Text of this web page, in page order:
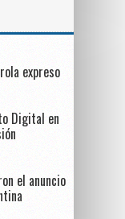
expreso
Digital en
el anuncio